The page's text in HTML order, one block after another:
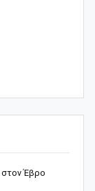
Έβρο